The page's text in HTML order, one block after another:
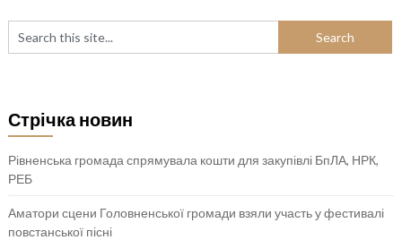
Стрічка новин
Рівненська громада спрямувала кошти для закупівлі БпЛА, НРК,
РЕБ
Аматори сцени Головненської громади взяли участь у фестивалі
повстанської пісні